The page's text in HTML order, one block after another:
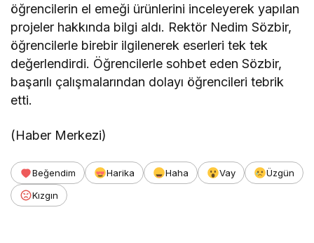
öğrencilerin el emeği ürünlerini inceleyerek yapılan
projeler hakkında bilgi aldı. Rektör Nedim Sözbir,
öğrencilerle birebir ilgilenerek eserleri tek tek
değerlendirdi. Öğrencilerle sohbet eden Sözbir,
başarılı çalışmalarından dolayı öğrencileri tebrik
etti.
(Haber Merkezi)
Beğendim Harika Haha Vay
Üzgün
Kızgın